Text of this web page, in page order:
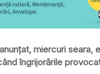
miercuri seara,
îngrijorările